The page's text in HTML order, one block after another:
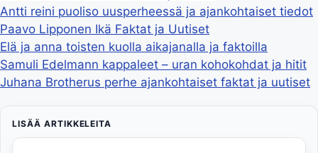
Antti reini puoliso uusperheessä ja ajankohtaiset tiedot
Paavo Lipponen Ikä Faktat ja Uutiset
Elä ja anna toisten kuolla aikajanalla ja faktoilla
Samuli Edelmann kappaleet – uran kohokohdat ja hitit
Juhana Brotherus perhe ajankohtaiset faktat ja uutiset
LISÄÄ ARTIKKELEITA